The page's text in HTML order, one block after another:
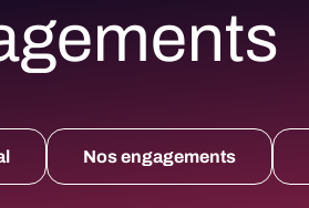
Nos engagements